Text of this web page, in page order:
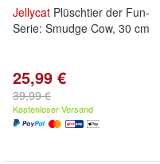
Jellycat Plüschtier der Fun-
Serie: Smudge Cow, 30 cm
25,99 €
39,99 €
Kostenloser Versand